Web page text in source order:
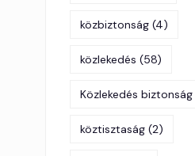
közbiztonság (4)
közlekedés (58)
Közlekedés biztonság
köztisztaság (2)